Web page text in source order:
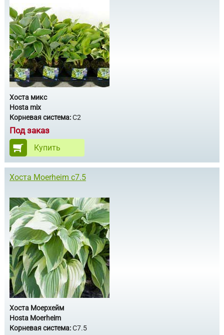
Хоста микс
Hosta mix
Корневая система:С2
Под заказ
Купить
Хоста Moerheim с7.5
Хоста Моерхейм
Hosta Moerheim
Корневая система:С7.5